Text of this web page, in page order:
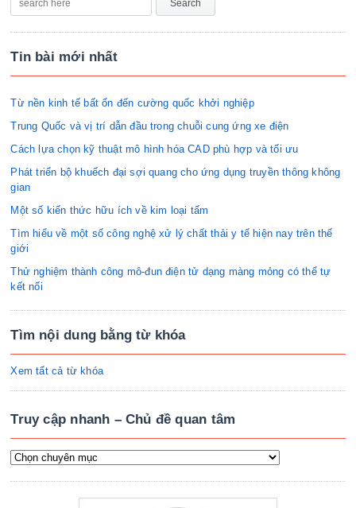
Tin bài mới nhất
Từ nền kinh tế bất ổn đến cường quốc khởi nghiệp
Trung Quốc và vị trí dẫn đầu trong chuỗi cung ứng xe điện
Cách lựa chọn kỹ thuật mô hình hóa CAD phù hợp và tối ưu
Phát triển bộ khuếch đại sợi quang cho ứng dụng truyền thông không
gian
Một số kiến thức hữu ích về kim loại tấm
Tìm hiểu về một số công nghệ xử lý chất thải y tế hiện nay trên thế
giới
Thử nghiệm thành công mô-đun điện tử dạng màng mỏng có thể tự
kết nối
Tìm nội dung bằng từ khóa
Xem tất cả từ khóa
Truy cập nhanh – Chủ đề quan tâm